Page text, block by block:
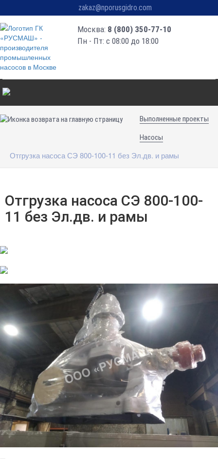
zakaz@nporusgidro.com
Москва: 8 (800) 350-77-10
Пн - Пт: с 08:00 до 18:00
Выполненные проекты
Насосы
Отгрузка насоса СЭ 800-100-11 без Эл.дв. и рамы
Отгрузка насоса СЭ 800-100-
11 без Эл.дв. и рамы